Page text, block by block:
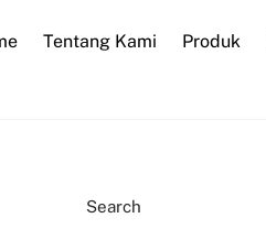
Tentang Kami Produk
Search